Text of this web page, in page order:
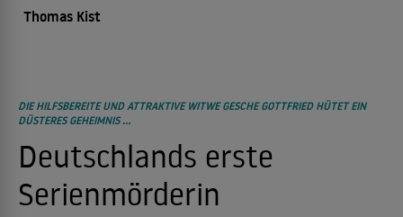
Thomas Kist
DIE HILFSBEREITE UND ATTRAKTIVE WITWE GESCHE GOTTFRIED HÜTET EIN
DÜSTERES GEHEIMNIS …
Deutschlands erste
Serienmörderin